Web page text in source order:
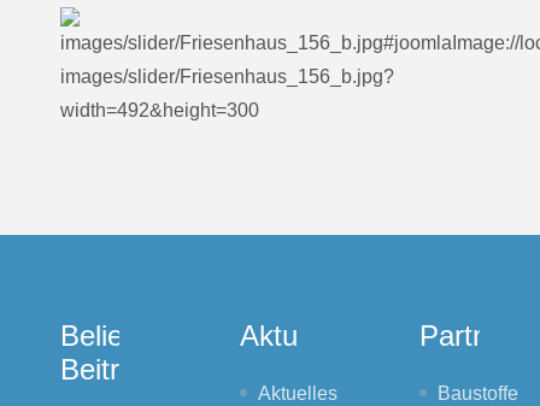
Beliebte
Beiträge
Aktuelles
Aktuelles
Partner
Baustoffe